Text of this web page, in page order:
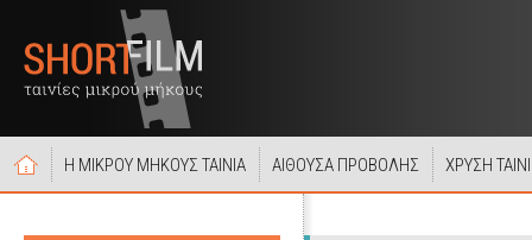
Η ΜΙΚΡΟΥ ΜΗΚΟΥΣ ΤΑΙΝΙΑ ΑΙΘΟΥΣΑ ΠΡΟΒΟΛΗΣ ΧΡΥΣΗ